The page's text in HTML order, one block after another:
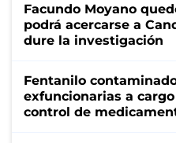
Facundo Moyano
podrá acercarse a
dure la investigación
Fentanilo
exfuncionarias a
control de